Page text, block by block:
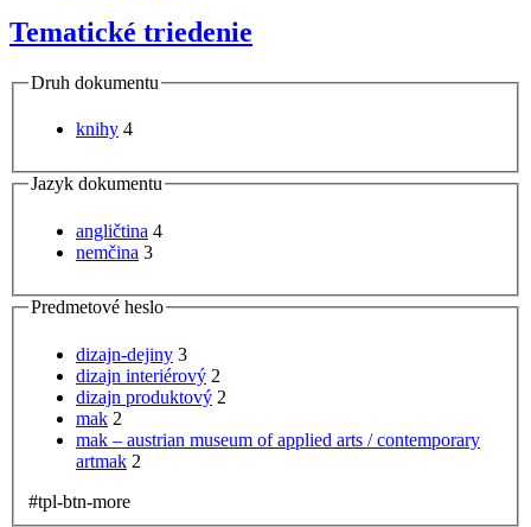
Tematické triedenie
Druh dokumentu
knihy 4
Jazyk dokumentu
angličtina 4
nemčina 3
Predmetové heslo
dizajn-dejiny 3
dizajn interiérový 2
dizajn produktový 2
mak 2
mak – austrian museum of applied arts / contemporary
artmak 2
#tpl-btn-more